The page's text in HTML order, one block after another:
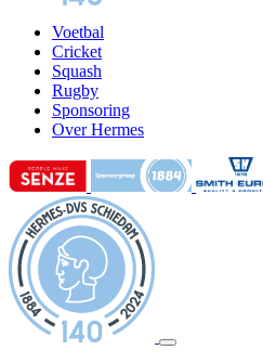
Voetbal
Cricket
Squash
Rugby
Sponsoring
Over Hermes